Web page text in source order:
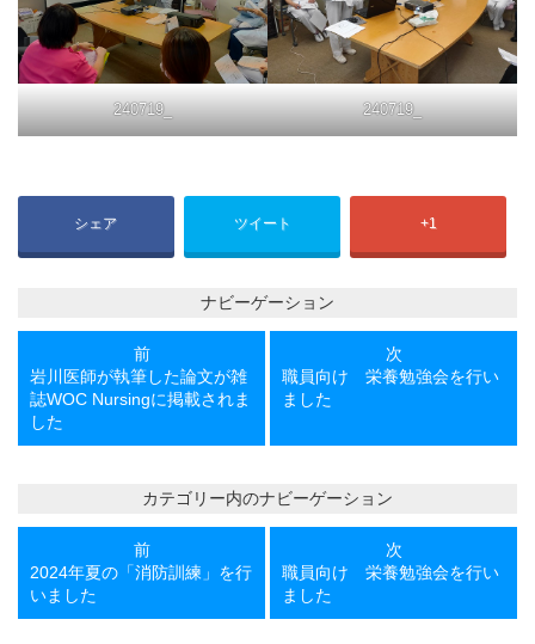
240719_ 240719_
シェア ツイート +1
ナビーゲーション
投
稿
前
岩川医師が執筆した論文が雑
誌WOC Nursingに掲載されま
した
投
稿
次
職員向け 栄養勉強会を行い
ました
カテゴリー内のナビーゲーション
投
稿
前
2024年夏の「消防訓練」を行
いました
投
稿
次
職員向け 栄養勉強会を行い
ました